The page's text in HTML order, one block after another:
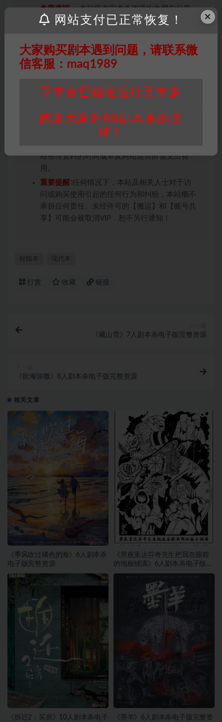
免责声明： 本站所有剧本杀资源均为网友分享
投稿+个人整理而来，仅供学习研究使用，请勿
未购买，即代表已阅读本声明，理解并同意受本
条约约束，并遵守所有适用的法律法规。
版权归属
：本站提供的任何剧本杀资源内容的版
件通知并提供相关证实资料至邮箱
会在三天内下架相关剧本攻略。
∶剧本杀下载所需积分非剧本杀资源自
站整理资料的时间成本及网站运营所需支出费
用。
重要提醒 ∶任何情况下，本站及相关人士对于访
问或购买使用引起的任何行为和纠纷，本站概不
承担任何责任。未经许可的【搬运】和【账号共
享】可能会被取消VIP，恕不另行通知！
校园本 现代本
打赏 收藏 链接
《藏山雪》7人剧本杀电子版完整资源
《欲海弥撒》8人剧本杀电子版完整资源
相关文章
《季风吹过橘色的海》6人剧本杀
电子版完整资源
《黑夜里达芬奇先生把我在眼前
的地板铺满》6人剧本杀电子版完
整资源
《拆迁2：买房》10人剧本杀电子
《墨羊》6人剧本杀电子版完整资
×
网站支付已正常恢复！
大家购买剧本遇到问题，请联系微
信客服：maq1989
平本台已稳定运行五年多
感谢大家对80剧本杀的支
持！